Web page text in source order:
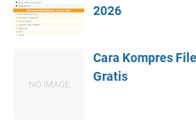
2026
Cara Kompres
Gratis